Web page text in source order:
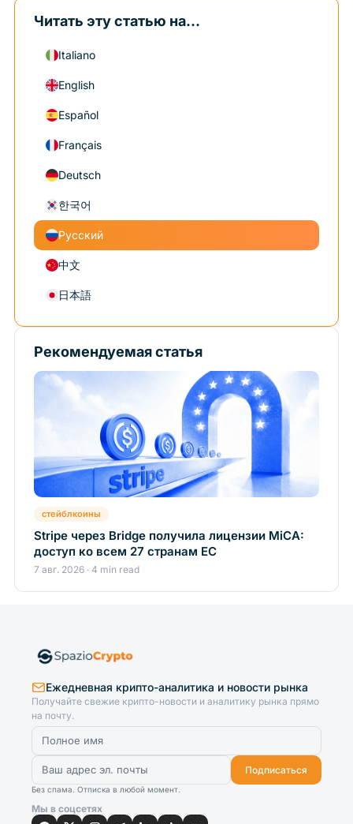
Читать эту статью на...
Italiano
English
Español
Français
Deutsch
한국어
Русский
中文
日本語
Рекомендуемая статья
стейблкоины
Stripe через Bridge получила лицензии MiCA:
доступ ко всем 27 странам ЕС
7 авг. 2026 · 4 min read
Ежедневная крипто-аналитика и новости рынка
Получайте свежие крипто-новости и аналитику рынка прямо
на почту.
Подписаться
Без спама. Отписка в любой момент.
Мы в соцсетях